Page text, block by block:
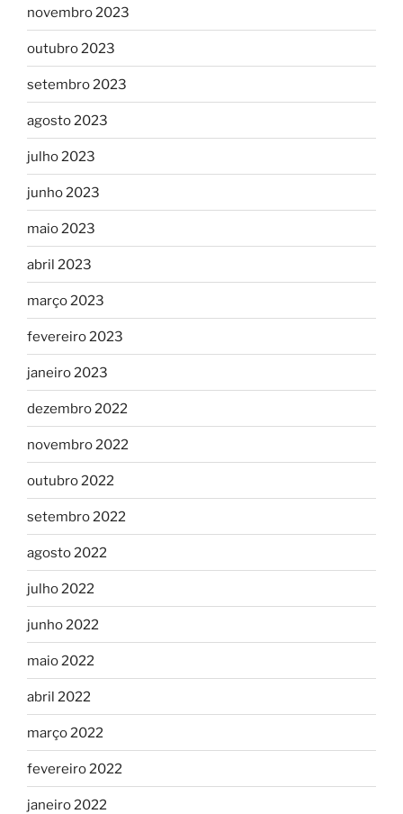
novembro 2023
outubro 2023
setembro 2023
agosto 2023
julho 2023
junho 2023
maio 2023
abril 2023
março 2023
fevereiro 2023
janeiro 2023
dezembro 2022
novembro 2022
outubro 2022
setembro 2022
agosto 2022
julho 2022
junho 2022
maio 2022
abril 2022
março 2022
fevereiro 2022
janeiro 2022